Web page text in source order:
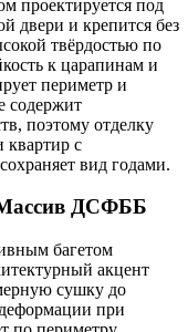
проектируется под
двери и крепится без
твёрдостью по
к царапинам и
периметр и
содержит
поэтому отделку
квартир с
вид годами.
Массив ДСФББ
багетом
акцент
сушку до
при